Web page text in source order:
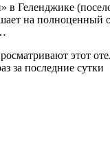
в Геленджике
на полноценный
этот
за последние сутки